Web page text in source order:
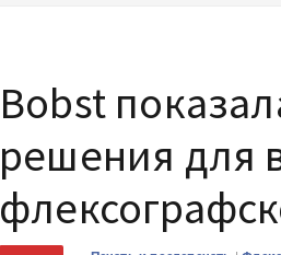
Bobst
решения для